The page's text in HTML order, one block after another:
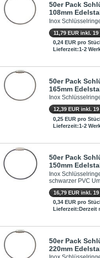
50er Pack
108mm
Inox
11,79 EUR inkl.
0,24 EUR pro
Lieferzeit:1-2
50er Pack
165mm
Inox
12,39 EUR inkl.
0,25 EUR pro
Lieferzeit:1-2
50er Pack
150mm
Inox
schwarzer PVC
16,79 EUR inkl.
0,34 EUR pro
Lieferzeit:Derzeit
50er Pack
220mm